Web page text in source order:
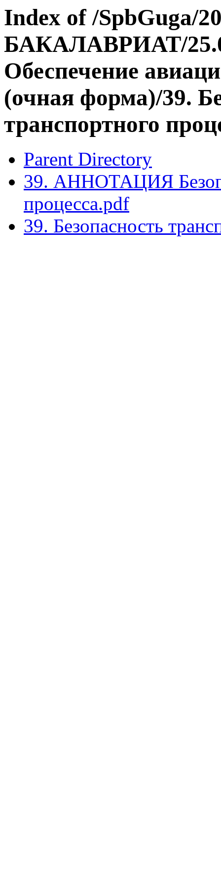
Index of /SpbGuga/
БАКАЛАВРИАТ/
Обеспечение
(очная форма)/39.
транспортного
Parent Directory
39. АННОТАЦИЯ
процесса.pdf
39. Безопасность